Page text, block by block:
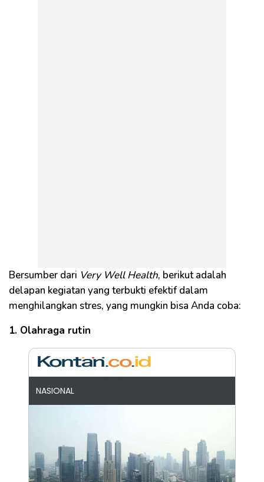
Bersumber dari Very Well Health, berikut adalah
delapan kegiatan yang terbukti efektif dalam
menghilangkan stres, yang mungkin bisa Anda coba:
1. Olahraga rutin
NASIONAL